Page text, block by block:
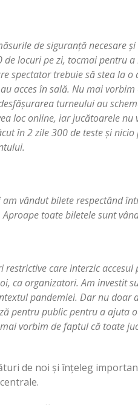
de siguranță necesare
locuri pe zi, tocmai pentru
spectator trebuie să stea la o
acces în sală. Nu mai
turneului au
loc online, iar jucătoarele
în 2 zile 300 de teste și
vândut bilete respectând
toate biletele sunt
care interzic
ca organizatori. Am investit
pandemiei. Dar nu doar
pentru public pentru a ajuta
vorbim de faptul că toate
de noi și înțeleg